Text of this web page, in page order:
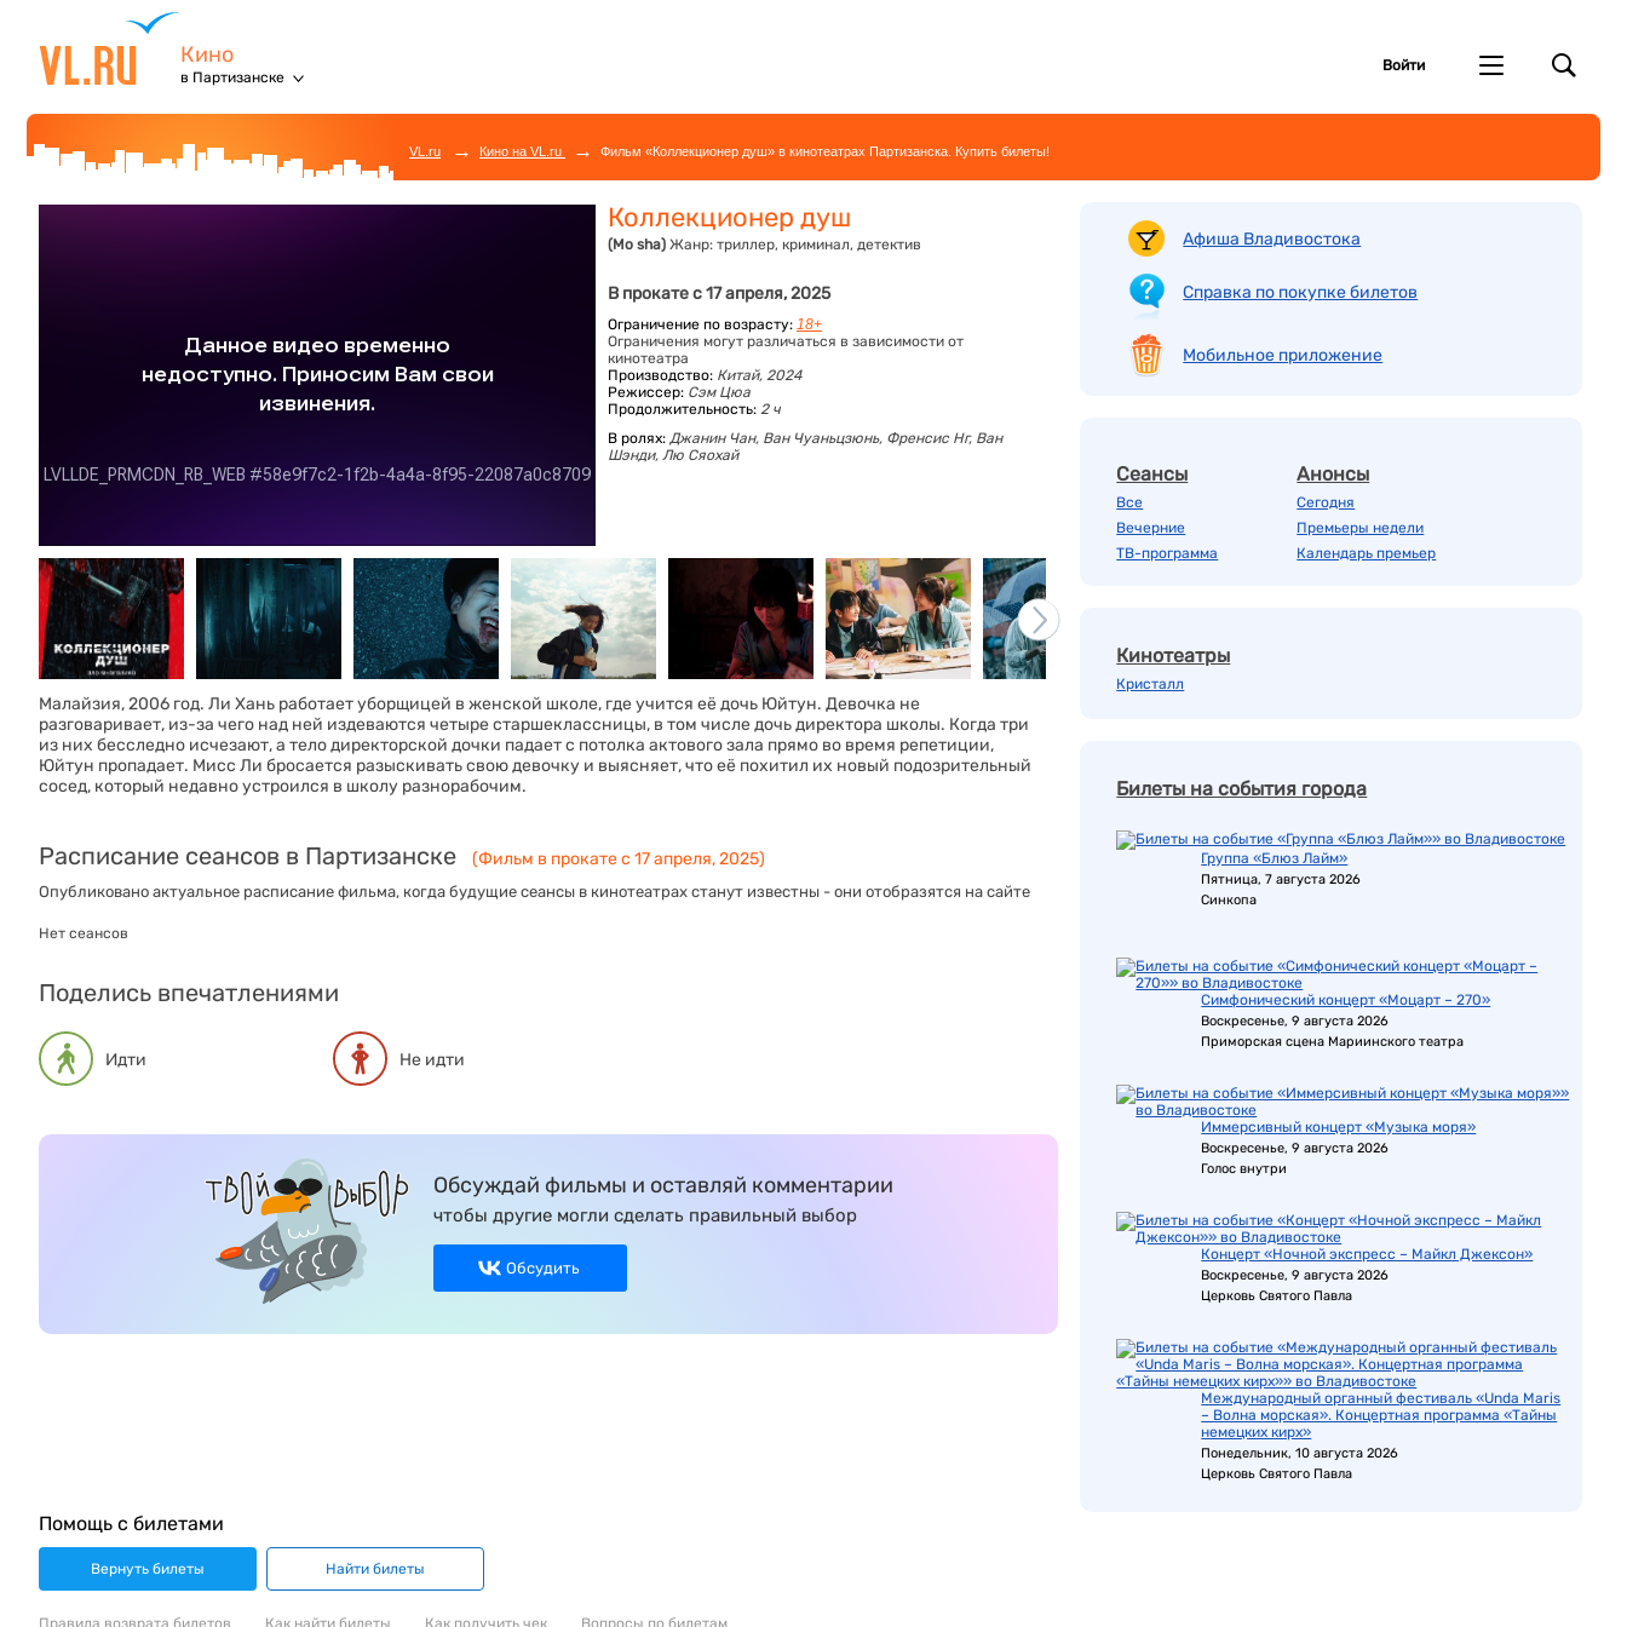
Кино
в Партизанске
Войти
VL.ru → Кино на VL.ru → Фильм «Коллекционер душ» в кинотеатрах Партизанска. Купить билеты!
Коллекционер душ
(Mo sha) Жанр: триллер, криминал, детектив
В прокате с 17 апреля, 2025
Ограничение по возрасту: 18+
Ограничения могут различаться в зависимости от
кинотеатра
Производство: Китай, 2024
Режиссер: Сэм Цюа
Продолжительность: 2 ч
В ролях: Джанин Чан, Ван Чуаньцзюнь, Френсис Нг, Ван
Шэнди, Лю Сяохай
Малайзия, 2006 год. Ли Хань работает уборщицей в женской школе, где учится её дочь Юйтун. Девочка не
разговаривает, из-за чего над ней издеваются четыре старшеклассницы, в том числе дочь директора школы. Когда три
из них бесследно исчезают, а тело директорской дочки падает с потолка актового зала прямо во время репетиции,
Юйтун пропадает. Мисс Ли бросается разыскивать свою девочку и выясняет, что её похитил их новый подозрительный
сосед, который недавно устроился в школу разнорабочим.
Расписание сеансов в Партизанске (Фильм в прокате с 17 апреля, 2025)
Опубликовано актуальное расписание фильма, когда будущие сеансы в кинотеатрах станут известны - они отобразятся на сайте
Нет сеансов
Поделись впечатлениями
Идти Не идти
Обсуждай фильмы и оставляй комментарии
чтобы другие могли сделать правильный выбор
Обсудить
Афиша Владивостока
Справка по покупке билетов
Мобильное приложение
Сеансы
Все
Вечерние
ТВ-программа
Анонсы
Сегодня
Премьеры недели
Календарь премьер
Кинотеатры
Кристалл
Билеты на события города
Группа «Блюз Лайм»
Пятница, 7 августа 2026
Синкопа
Симфонический концерт «Моцарт – 270»
Воскресенье, 9 августа 2026
Приморская сцена Мариинского театра
Иммерсивный концерт «Музыка моря»
Воскресенье, 9 августа 2026
Голос внутри
Концерт «Ночной экспресс – Майкл Джексон»
Воскресенье, 9 августа 2026
Церковь Святого Павла
Международный органный фестиваль «Unda Maris
– Волна морская». Концертная программа «Тайны
немецких кирх»
Понедельник, 10 августа 2026
Церковь Святого Павла
Помощь с билетами
Вернуть билеты Найти билеты
Правила возврата билетов Как найти билеты Как получить чек Вопросы по билетам